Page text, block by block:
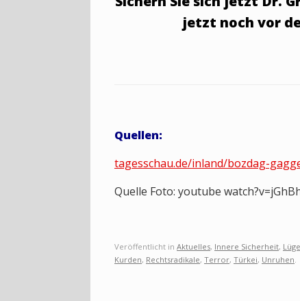
jetzt noch vor
Quellen:
tagesschau.de/inland/bozdag-
Quelle Foto: youtube
Veröffentlicht in Aktuelles, Innere Sicherheit,
Kurden, Rechtsradikale, Terror, Türkei, Unruhen